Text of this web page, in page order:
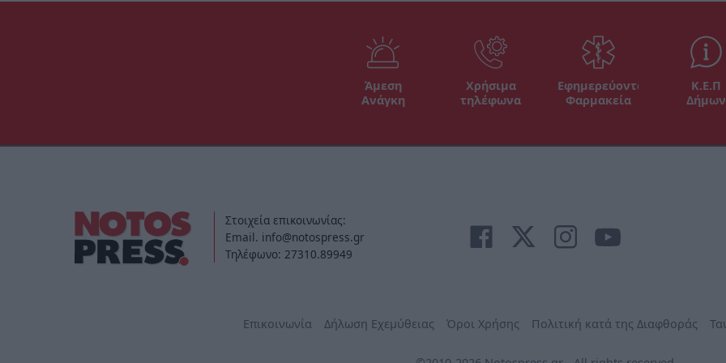
Άμεση
Ανάγκη
Χρήσιμα
τηλέφωνα
Εφημερεύοντα
Φαρμακεία
Κ.Ε.Π
Δήμων
Στοιχεία επικοινωνίας:
Email. info@notospress.gr
Τηλέφωνο: 27310.89949
Επικοινωνία Δήλωση Εχεμύθειας Όροι Χρήσης Πολιτική κατά της Διαφθοράς